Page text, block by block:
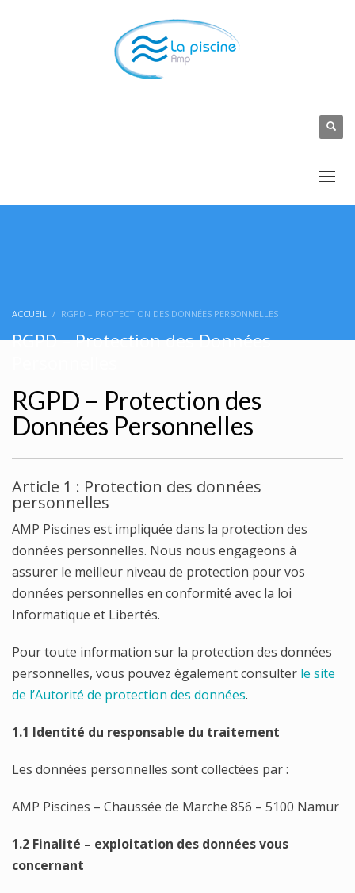
ACCUEIL RGPD – PROTECTION DES DONNÉES PERSONNELLES
RGPD – Protection des Données
RGPD – Protection des
Données Personnelles
Article 1 : Protection des données
personnelles
AMP Piscines est impliquée dans la protection des
données personnelles. Nous nous engageons à
assurer le meilleur niveau de protection pour vos
données personnelles en conformité avec la loi
Informatique et Libertés.
Pour toute information sur la protection des données
personnelles, vous pouvez également consulter le site
de l’Autorité de protection des données.
1.1 Identité du responsable du traitement
Les données personnelles sont collectées par :
AMP Piscines – Chaussée de Marche 856 – 5100 Namur
1.2 Finalité – exploitation des données vous
concernant